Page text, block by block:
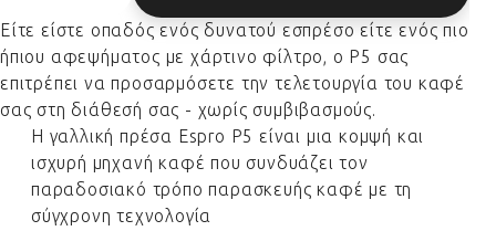
Είτε είστε οπαδός ενός δυνατού εσπρέσο είτε ενός πιο
ήπιου αφεψήματος με χάρτινο φίλτρο, ο P5 σας
επιτρέπει να προσαρμόσετε την τελετουργία του καφέ
σας στη διάθεσή σας - χωρίς συμβιβασμούς.
Η γαλλική πρέσα Espro P5 είναι μια κομψή και
ισχυρή μηχανή καφέ που συνδυάζει τον
παραδοσιακό τρόπο παρασκευής καφέ με τη
σύγχρονη τεχνολογία